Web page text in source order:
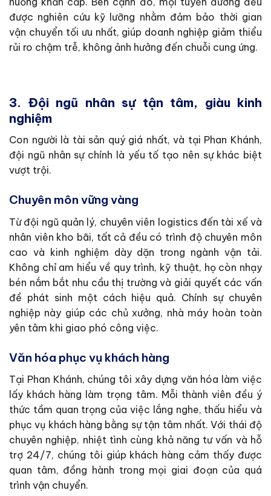
được nghiên cứu kỹ lưỡng nhằm đảm bảo thời gian
vận chuyển tối ưu nhất, giúp doanh nghiệp giảm thiểu
rủi ro chậm trễ, không ảnh hưởng đến chuỗi cung ứng.
3. Đội ngũ nhân sự tận tâm, giàu kinh
nghiệm
Con người là tài sản quý giá nhất, và tại Phan Khánh,
đội ngũ nhân sự chính là yếu tố tạo nên sự khác biệt
vượt trội.
Chuyên môn vững vàng
Từ đội ngũ quản lý, chuyên viên logistics đến tài xế và
nhân viên kho bãi, tất cả đều có trình độ chuyên môn
cao và kinh nghiệm dày dặn trong ngành vận tải.
Không chỉ am hiểu về quy trình, kỹ thuật, họ còn nhạy
bén nắm bắt nhu cầu thị trường và giải quyết các vấn
đề phát sinh một cách hiệu quả. Chính sự chuyên
nghiệp này giúp các chủ xưởng, nhà máy hoàn toàn
yên tâm khi giao phó công việc.
Văn hóa phục vụ khách hàng
Tại Phan Khánh, chúng tôi xây dựng văn hóa làm việc
lấy khách hàng làm trọng tâm. Mỗi thành viên đều ý
thức tầm quan trọng của việc lắng nghe, thấu hiểu và
phục vụ khách hàng bằng sự tận tâm nhất. Với thái độ
chuyên nghiệp, nhiệt tình cùng khả năng tư vấn và hỗ
trợ 24/7, chúng tôi giúp khách hàng cảm thấy được
quan tâm, đồng hành trong mọi giai đoạn của quá
trình vận chuyển.